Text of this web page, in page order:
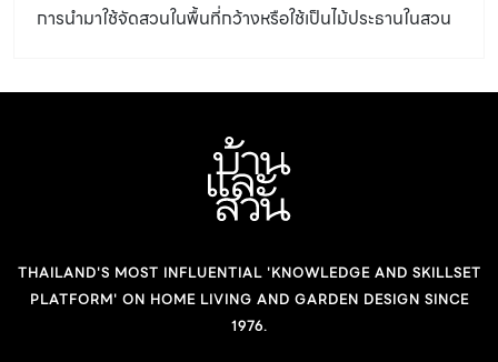
การนำมาใช้จัดสวนในพื้นที่กว้างหรือใช้เป็นไม้ประธานในสวน
THAILAND'S MOST INFLUENTIAL 'KNOWLEDGE AND SKILLSET
PLATFORM' ON HOME LIVING AND GARDEN DESIGN SINCE
1976.